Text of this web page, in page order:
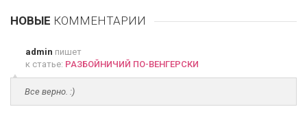
НОВЫЕ КОММЕНТАРИИ
admin пишет
к статье: РАЗБОЙНИЧИЙ ПО-ВЕНГЕРСКИ
Все верно. :)